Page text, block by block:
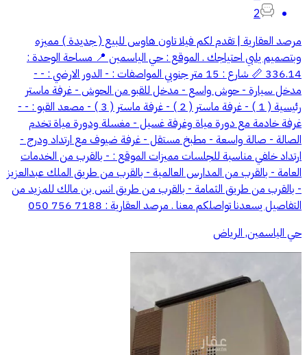
2
مرصد العقارية | تقدم لكم فيلا تاون هاوس للبيع ( جديدة ) مميزه
وبتصميم يلبي احتياجك . الموقع : حي الياسمين 📍 مساحة الوحدة :
336.14 📏 شارع : 15 متر جنوبي المواصفات : - الدور الارضي : - -
مدخل سيارة - حوش واسع - مدخل للقبو من الحوش - غرفة ماستر
رئيسية ( 1 ) - غرفة ماستر ( 2 ) - غرفة ماستر ( 3 ) - مصعد القبو : - -
غرفة خادمة مع دورة مياة وغرفة غسيل - مغسلة ودورة مياة تخدم
الصالة - صالة واسعة - مطبخ مستقل - غرفة ضيوف مع ارتداد ودرج -
ارتداد خلفي مناسبة للجلسات مميزات الموقع : - بالقرب من الخدمات
العامة - بالقرب من المدارس العالمية - بالقرب من طريق الملك عبدالعزيز
- بالقرب من طريق الثمامة - بالقرب من طريق انس بن مالك للمزيد من
التفاصيل يسعدنا تواصلكم معنا . مرصد العقارية : 7188 756 050
حي الياسمين, الرياض